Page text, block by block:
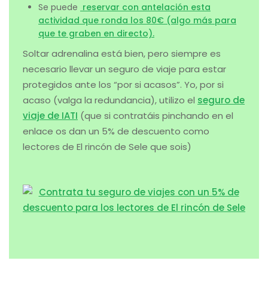
Se puede reservar con antelación esta
actividad que ronda los 80€ (algo más para
que te graben en directo).
Soltar adrenalina está bien, pero siempre es
necesario llevar un seguro de viaje para estar
protegidos ante los “por si acasos”. Yo, por si
acaso (valga la redundancia), utilizo el seguro de
viaje de IATI (que si contratáis pinchando en el
enlace os dan un 5% de descuento como
lectores de El rincón de Sele que sois)